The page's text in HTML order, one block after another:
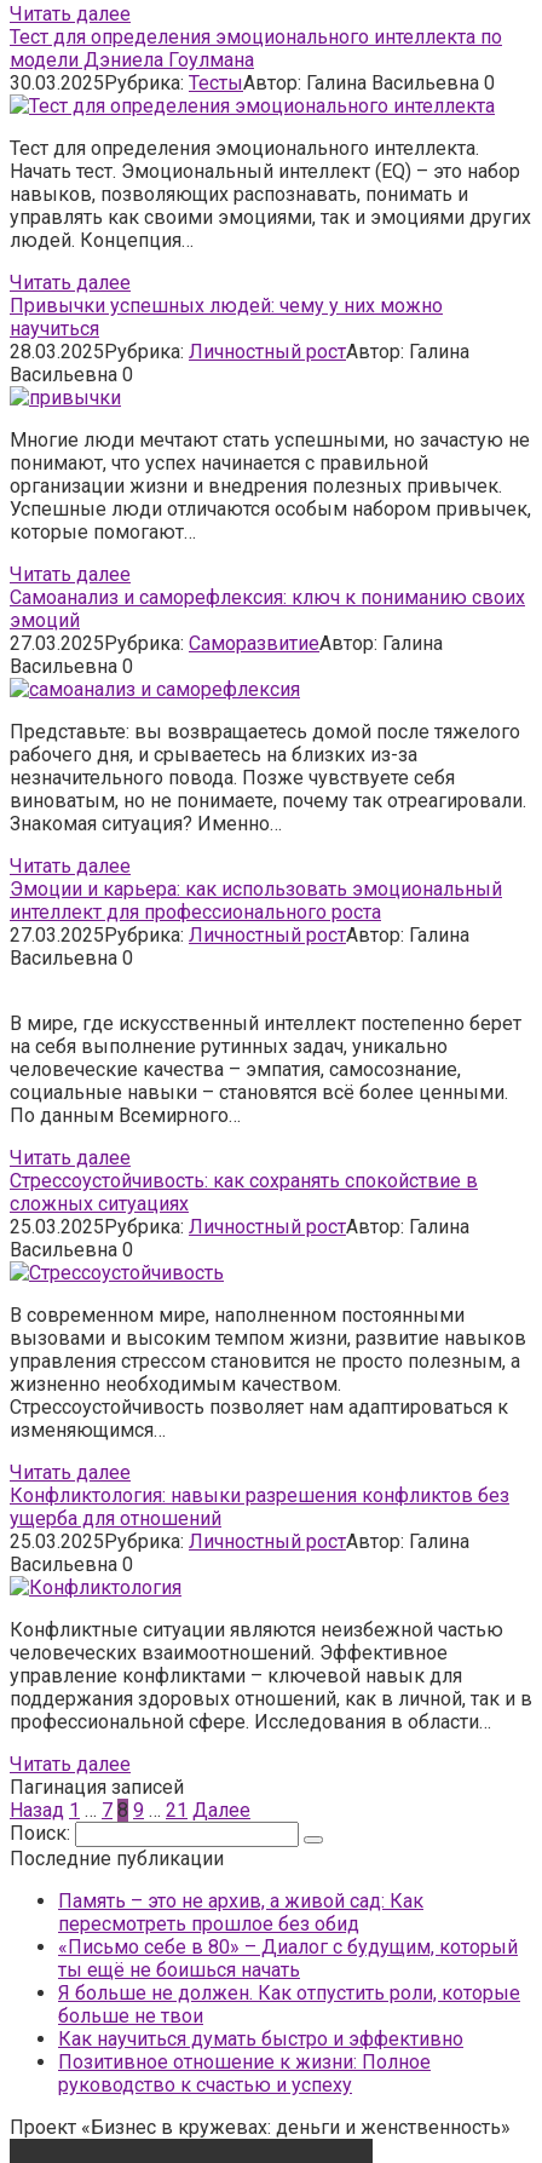
Читать далее
Тест для определения эмоционального интеллекта по
модели Дэниела Гоулмана
30.03.2025Рубрика: ТестыАвтор: Галина Васильевна 0
Тест для определения эмоционального интеллекта.
Начать тест. Эмоциональный интеллект (EQ) – это набор
навыков, позволяющих распознавать, понимать и
управлять как своими эмоциями, так и эмоциями других
людей. Концепция…
Читать далее
Привычки успешных людей: чему у них можно
научиться
28.03.2025Рубрика: Личностный ростАвтор: Галина
Васильевна 0
Многие люди мечтают стать успешными, но зачастую не
понимают, что успех начинается с правильной
организации жизни и внедрения полезных привычек.
Успешные люди отличаются особым набором привычек,
которые помогают…
Читать далее
Самоанализ и саморефлексия: ключ к пониманию своих
эмоций
27.03.2025Рубрика: СаморазвитиеАвтор: Галина
Васильевна 0
Представьте: вы возвращаетесь домой после тяжелого
рабочего дня, и срываетесь на близких из-за
незначительного повода. Позже чувствуете себя
виноватым, но не понимаете, почему так отреагировали.
Знакомая ситуация? Именно…
Читать далее
Эмоции и карьера: как использовать эмоциональный
интеллект для профессионального роста
27.03.2025Рубрика: Личностный ростАвтор: Галина
Васильевна 0
В мире, где искусственный интеллект постепенно берет
на себя выполнение рутинных задач, уникально
человеческие качества – эмпатия, самосознание,
социальные навыки – становятся всё более ценными.
По данным Всемирного…
Читать далее
Стрессоустойчивость: как сохранять спокойствие в
сложных ситуациях
25.03.2025Рубрика: Личностный ростАвтор: Галина
Васильевна 0
В современном мире, наполненном постоянными
вызовами и высоким темпом жизни, развитие навыков
управления стрессом становится не просто полезным, а
жизненно необходимым качеством.
Стрессоустойчивость позволяет нам адаптироваться к
изменяющимся…
Читать далее
Конфликтология: навыки разрешения конфликтов без
ущерба для отношений
25.03.2025Рубрика: Личностный ростАвтор: Галина
Васильевна 0
Конфликтные ситуации являются неизбежной частью
человеческих взаимоотношений. Эффективное
управление конфликтами – ключевой навык для
поддержания здоровых отношений, как в личной, так и в
профессиональной сфере. Исследования в области…
Читать далее
Пагинация записей
Назад 1 … 7 8 9 … 21 Далее
Поиск:
Последние публикации
Память – это не архив, а живой сад: Как
пересмотреть прошлое без обид
«Письмо себе в 80» – Диалог с будущим, который
ты ещё не боишься начать
Я больше не должен. Как отпустить роли, которые
больше не твои
Как научиться думать быстро и эффективно
Позитивное отношение к жизни: Полное
руководство к счастью и успеху
Проект «Бизнес в кружевах: деньги и женственность»